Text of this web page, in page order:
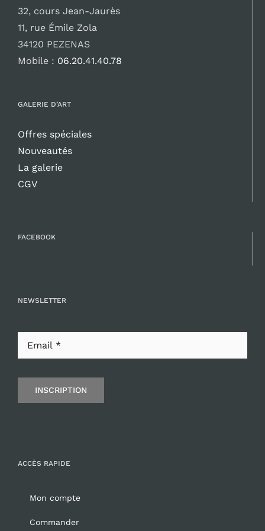
32, cours Jean-Jaurès
11, rue Émile Zola
34120 PEZENAS
Mobile : 06.20.41.40.78
GALERIE D’ART
Offres spéciales
Nouveautés
La galerie
CGV
FACEBOOK
NEWSLETTER
INSCRIPTION
ACCÈS RAPIDE
Mon compte
Commander